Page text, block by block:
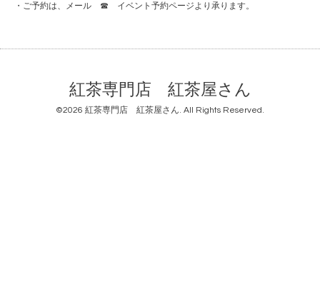
・ご予約は、メール ☎ イベント予約ページより承ります。
紅茶専門店 紅茶屋さん
©2026 紅茶専門店 紅茶屋さん. All Rights Reserved.